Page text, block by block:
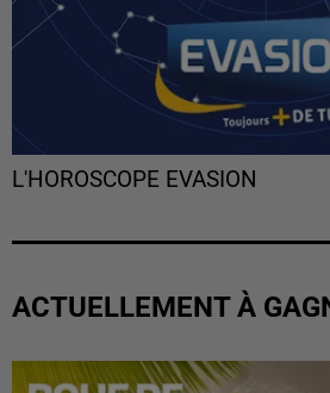
L'HOROSCOPE EVASION
ACTUELLEMENT À